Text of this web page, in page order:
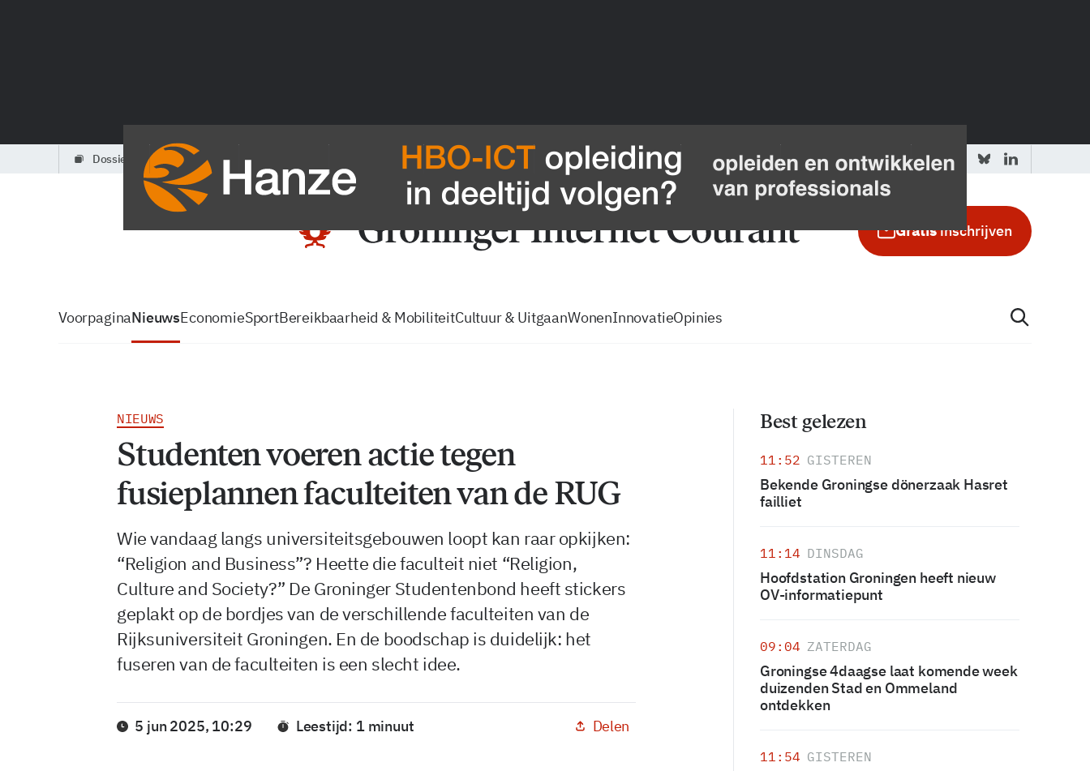
dossiers partners vacatures zo volg je de GIC Tip de redactie Adverteren in de GIC
Gratisinschrijven
VoorpaginaNieuwsEconomieSportBereikbaarheid & MobiliteitCultuur & UitgaanWonenInnovatieOpinies
NIEUWS
Studenten voeren actie tegen
fusieplannen faculteiten van de RUG
Wie vandaag langs universiteitsgebouwen loopt kan raar opkijken:
“Religion and Business”? Heette die faculteit niet “Religion,
Culture and Society?” De Groninger Studentenbond heeft stickers
geplakt op de bordjes van de verschillende faculteiten van de
Rijksuniversiteit Groningen. En de boodschap is duidelijk: het
fuseren van de faculteiten is een slecht idee.
5 jun 2025, 10:29 Leestijd: 1 minuut Delen
Best gelezen
11:52 GISTEREN
Bekende Groningse dönerzaak Hasret
failliet
11:14 DINSDAG
Hoofdstation Groningen heeft nieuw
OV-informatiepunt
09:04 ZATERDAG
Groningse 4daagse laat komende week
duizenden Stad en Ommeland
ontdekken
11:54 GISTEREN